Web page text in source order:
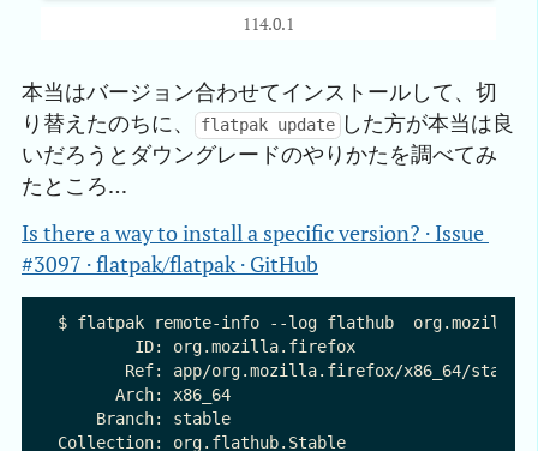
114.0.1
本当はバージョン合わせてインストールして、切
り替えたのちに、
flatpak update した方が本当は良
いだろうとダウングレードのやりかたを調べてみ
たところ…
Is there a way to install a specific version? · Issue
#3097 · flatpak/flatpak · GitHub
$ flatpak remote-info --log flathub
        ID: org.mozilla.firefox
       Ref: app/org.mozilla.firefox/x86_64/stable
      Arch: x86_64
    Branch: stable
Collection: org.flathub.Stable